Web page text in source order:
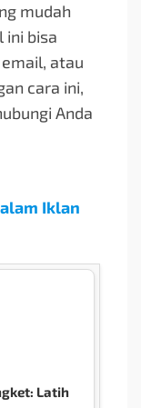
mudah
ini bisa
atau
cara ini,
Anda
Iklan
Latih